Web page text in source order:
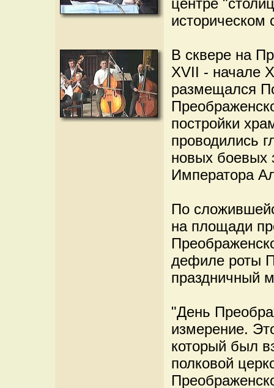
центре
историческом
В сквере на
XVII - начале
размещался
постройки
проводились
новых боевых
Императора
По
на площади
дефиле роты
праздничный
"День
измерение.
который был
полковой